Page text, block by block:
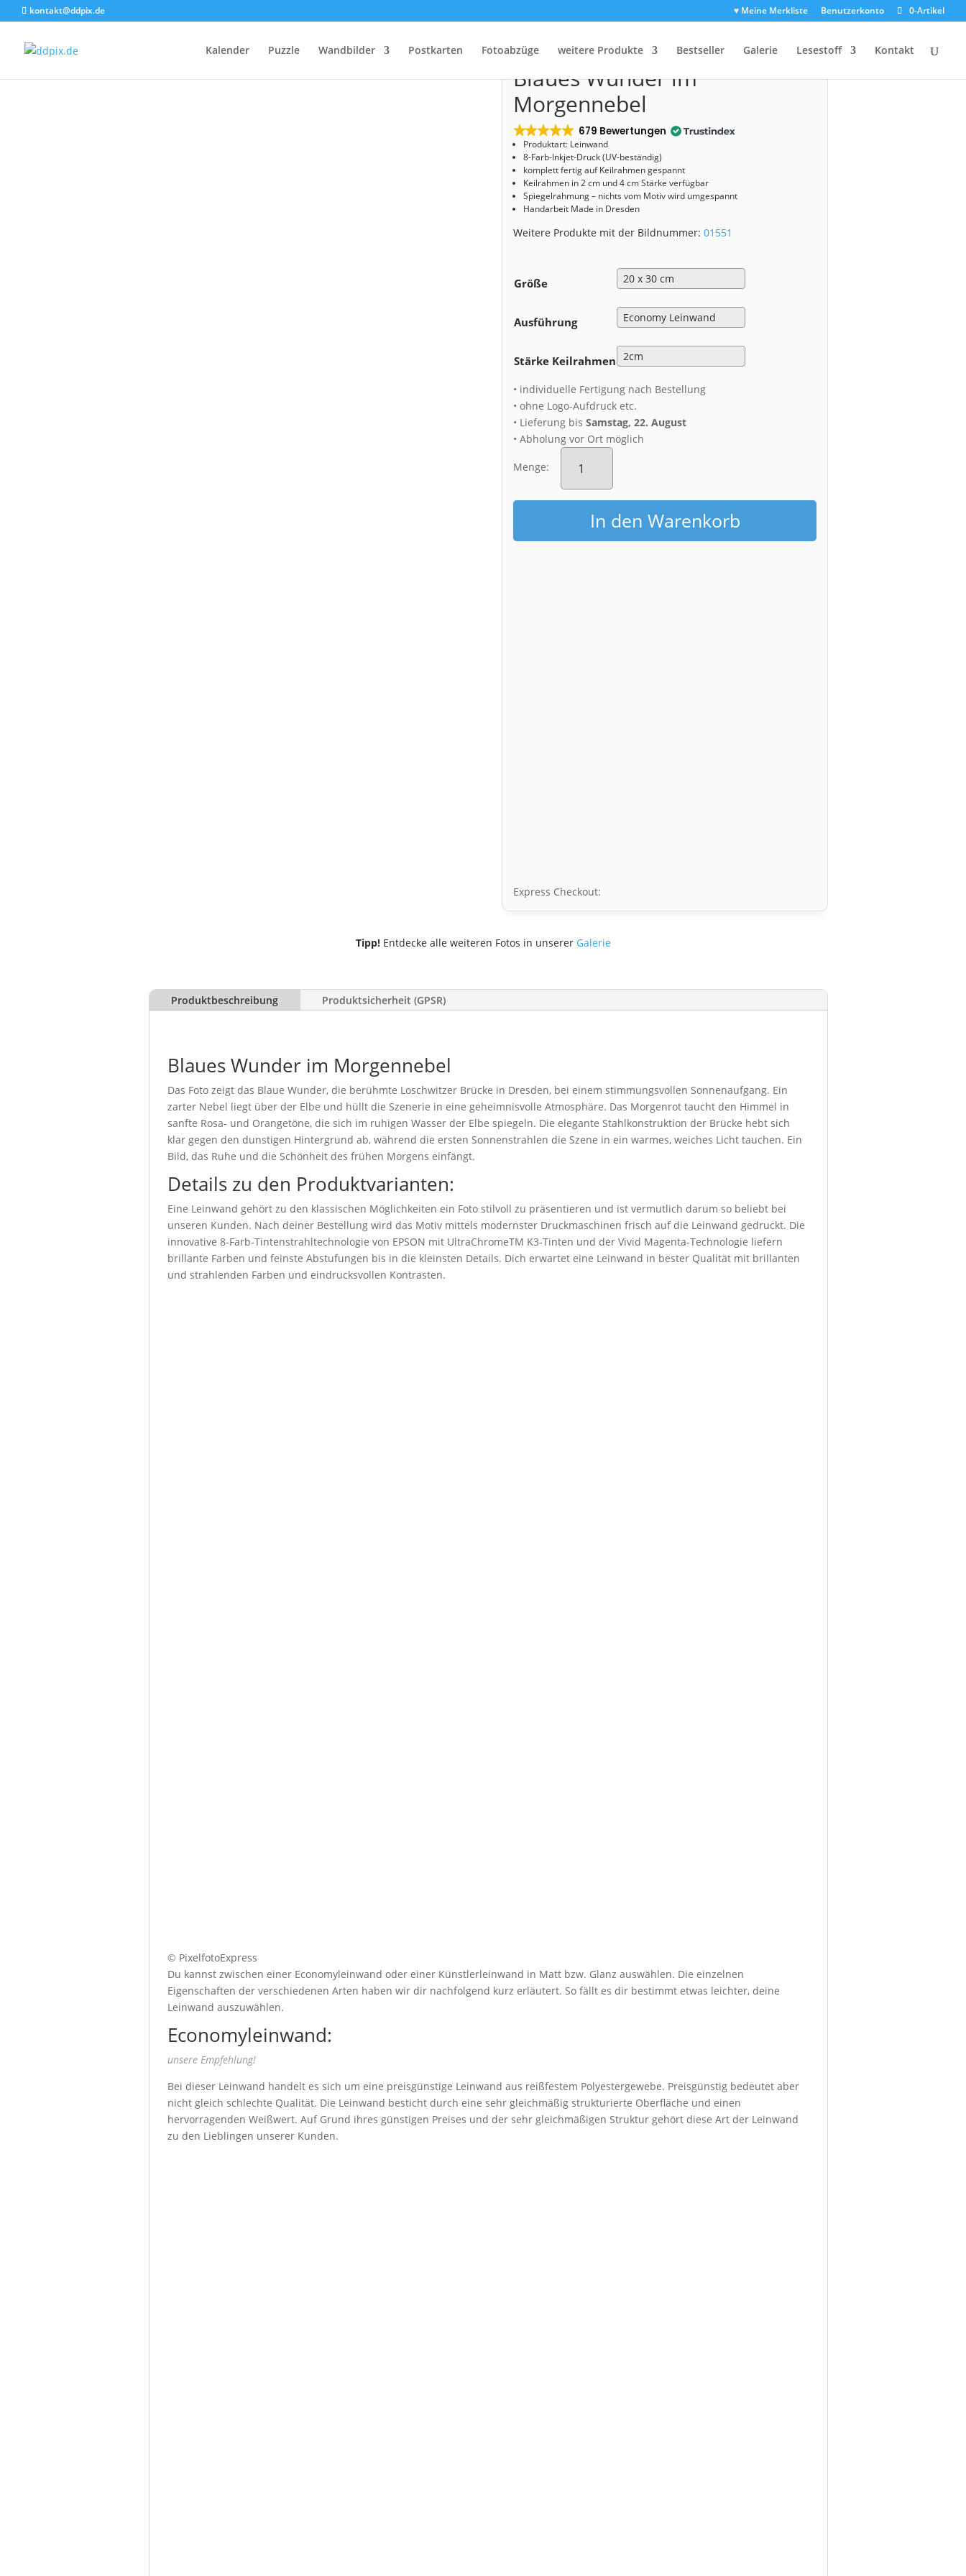
kontakt@ddpix.de ♥ Meine Merkliste Benutzerkonto 0-Artikel
Kalender Puzzle Wandbilder Postkarten Fotoabzüge weitere Produkte Bestseller Galerie Lesestoff Kontakt
Start/Shop/Leinwand/ Leinwand (01551) Blaues Wunder im Morgennebel
Leinwand (01551)
Blaues Wunder im
Morgennebel
679 Bewertungen
Produktart: Leinwand
8-Farb-Inkjet-Druck (UV-beständig)
komplett fertig auf Keilrahmen gespannt
Keilrahmen in 2 cm und 4 cm Stärke verfügbar
Spiegelrahmung – nichts vom Motiv wird umgespannt
Handarbeit Made in Dresden
Weitere Produkte mit der Bildnummer:01551
Größe
Ausführung
Stärke Keilrahmen
• individuelle Fertigung nach Bestellung
• ohne Logo-Aufdruck etc.
• Lieferung bisSamstag, 22. August
• Abholung vor Ort möglich
Menge:
Leinwand
(01551)
Wunder
im
Morgennebel
MengeIn den Warenkorb
Express Checkout:
Tipp!Entdecke alle weiteren Fotos in unserer Galerie
Produktbeschreibung Produktsicherheit (GPSR)
Blaues Wunder im Morgennebel
Das Foto zeigt das Blaue Wunder, die berühmte Loschwitzer Brücke in Dresden, bei einem stimmungsvollen Sonnenaufgang. Ein
zarter Nebel liegt über der Elbe und hüllt die Szenerie in eine geheimnisvolle Atmosphäre. Das Morgenrot taucht den Himmel in
sanfte Rosa- und Orangetöne, die sich im ruhigen Wasser der Elbe spiegeln. Die elegante Stahlkonstruktion der Brücke hebt sich
klar gegen den dunstigen Hintergrund ab, während die ersten Sonnenstrahlen die Szene in ein warmes, weiches Licht tauchen. Ein
Bild, das Ruhe und die Schönheit des frühen Morgens einfängt.
Details zu den Produktvarianten:
Eine Leinwand gehört zu den klassischen Möglichkeiten ein Foto stilvoll zu präsentieren und ist vermutlich darum so beliebt bei
unseren Kunden. Nach deiner Bestellung wird das Motiv mittels modernster Druckmaschinen frisch auf die Leinwand gedruckt. Die
innovative 8-Farb-Tintenstrahltechnologie von EPSON mit UltraChromeTM K3-Tinten und der Vivid Magenta-Technologie liefern
brillante Farben und feinste Abstufungen bis in die kleinsten Details. Dich erwartet eine Leinwand in bester Qualität mit brillanten
und strahlenden Farben und eindrucksvollen Kontrasten.
© PixelfotoExpress
Du kannst zwischen einer Economyleinwand oder einer Künstlerleinwand in Matt bzw. Glanz auswählen. Die einzelnen
Eigenschaften der verschiedenen Arten haben wir dir nachfolgend kurz erläutert. So fällt es dir bestimmt etwas leichter, deine
Leinwand auszuwählen.
Economyleinwand:
unsere Empfehlung!
Bei dieser Leinwand handelt es sich um eine preisgünstige Leinwand aus reißfestem Polyestergewebe. Preisgünstig bedeutet aber
nicht gleich schlechte Qualität. Die Leinwand besticht durch eine sehr gleichmäßig strukturierte Oberfläche und einen
hervorragenden Weißwert. Auf Grund ihres günstigen Preises und der sehr gleichmäßigen Struktur gehört diese Art der Leinwand
zu den Lieblingen unserer Kunden.